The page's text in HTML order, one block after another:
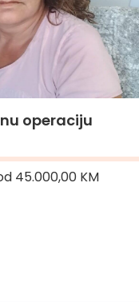
operaciju
45.000,00 KM